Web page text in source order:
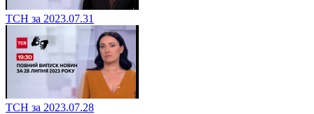
ТСН за 2023.07.31
ТСН за 2023.07.28